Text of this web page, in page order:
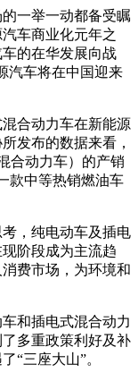
一举一动都备受瞩
车商业化元年之
的在华发展向战
汽车将在中国迎来
合动力车在新能源
发布的数据来看，
合动力车）的产销
款中等热销燃油车
，纯电动车及插电
阶段成为主流趋
费市场，为环境和
和插电式混合动力
多重政策利好及补
“三座大山”。